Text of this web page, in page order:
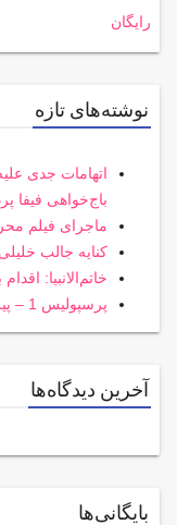
رایگان
نوشته‌های تازه
اتهامات جدی
باج‌خواهی فیفا
ماجرای فیلم
کنایه جالب
خاتم‌الانبیا:
پرسپولیس 1 – پیرامیدز 0: شکست قهرمان آفریقا!
آخرین دیدگاه‌ها
بایگانی‌ها